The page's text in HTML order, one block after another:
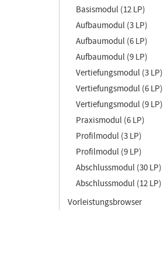
Basismodul (12 LP)
Aufbaumodul (3 LP)
Aufbaumodul (6 LP)
Aufbaumodul (9 LP)
Vertiefungsmodul (3 LP)
Vertiefungsmodul (6 LP)
Vertiefungsmodul (9 LP)
Praxismodul (6 LP)
Profilmodul (3 LP)
Profilmodul (9 LP)
Abschlussmodul (30 LP)
Abschlussmodul (12 LP)
Vorleistungsbrowser